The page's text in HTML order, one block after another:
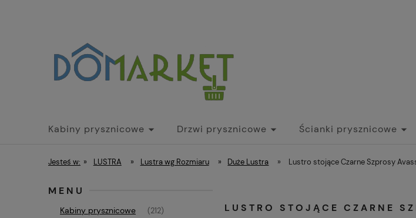
Kabiny prysznicowe Drzwi prysznicowe Ścianki prysznicowe
Parawany nawannowe Brodziki Drzwi Szklane Przesuwne do
Jesteś w: » LUSTRA » Lustra wg Rozmiaru » Duże Lustra » Lustro stojące Czarne Szprosy
MENU
Kabiny prysznicowe (212) LUSTRO STOJĄCE CZARNE